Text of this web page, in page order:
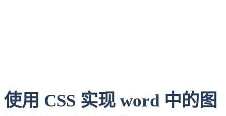
使用 CSS 实现 word 中的图